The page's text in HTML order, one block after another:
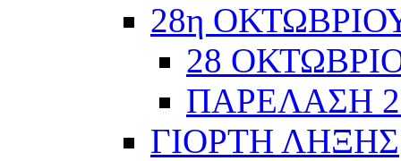
28η
28
ΠΑΡΕΛΑΣΗ
ΓΙΟΡΤΗ ΛΗΞΗΣ